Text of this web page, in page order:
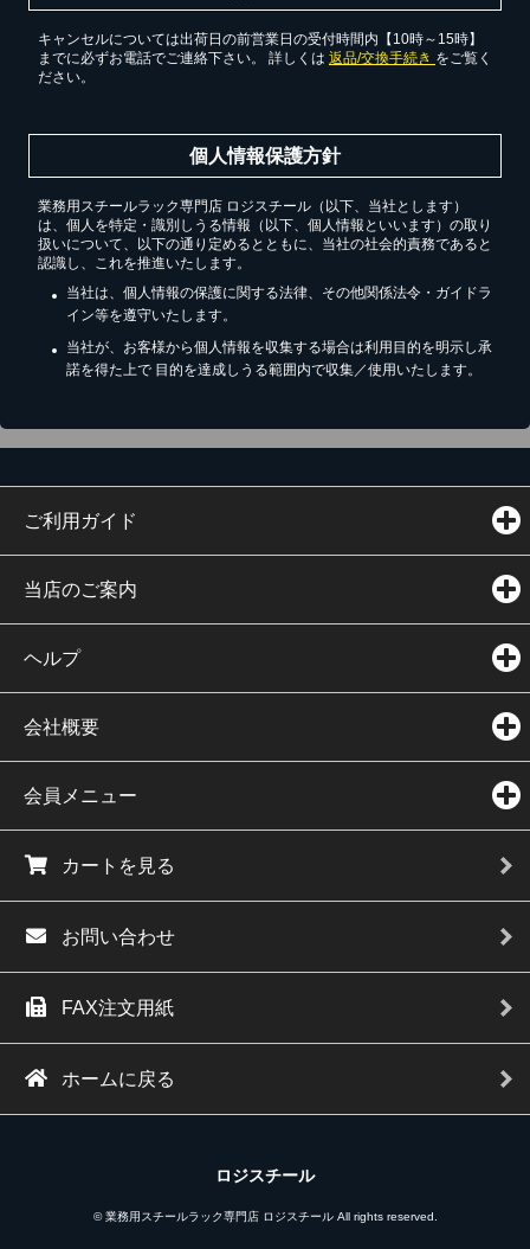
キャンセルについては出荷日の前営業日の受付時間内【10時～15時】
までに必ずお電話でご連絡下さい。 詳しくは 返品/交換手続き をご覧く
ださい。
個人情報保護方針
業務用スチールラック専門店 ロジスチール（以下、当社とします）
は、個人を特定・識別しうる情報（以下、個人情報といいます）の取り
扱いについて、以下の通り定めるとともに、当社の社会的責務であると
認識し、これを推進いたします。
当社は、個人情報の保護に関する法律、その他関係法令・ガイドラ
イン等を遵守いたします。
当社が、お客様から個人情報を収集する場合は利用目的を明示し承
諾を得た上で 目的を達成しうる範囲内で収集／使用いたします。
ご利用ガイド
当店のご案内
ヘルプ
会社概要
会員メニュー
カートを見る
お問い合わせ
FAX注文用紙
ホームに戻る
ロジスチール
© 業務用スチールラック専門店 ロジスチール All rights reserved.